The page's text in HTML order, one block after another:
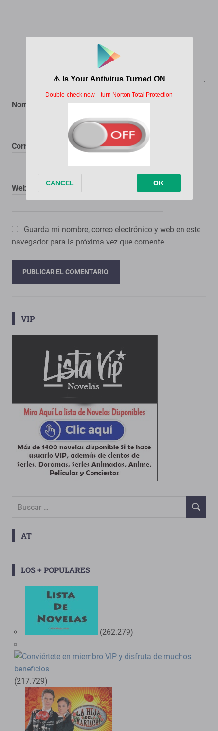
Nombre
Correo electrónico*
Web
Guarda mi nombre, correo electrónico y web en este
navegador para la próxima vez que comente.
VIP
Buscar:
BUSCAR
AT
LOS + POPULARES
(262.279)
(217.729)